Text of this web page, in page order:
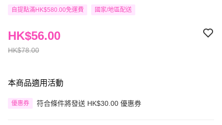
自提點滿HK$580.00免運費 國家/地區配送
HK$78.00
HK$56.00
本商品適用活動
優惠券 符合條件將發送 HK$30.00 優惠券